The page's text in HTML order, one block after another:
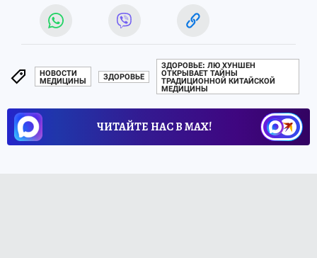
НОВОСТИ
МЕДИЦИНЫ
ЗДОРОВЬЕ
ЗДОРОВЬЕ: ЛЮ ХУНШЕН
ОТКРЫВАЕТ ТАЙНЫ
ТРАДИЦИОННОЙ КИТАЙСКОЙ
МЕДИЦИНЫ
ЧИТАЙТЕ НАС В МАХ!